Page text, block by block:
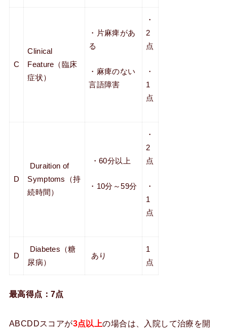
C
Clinical
Feature（臨床
症状）
・片麻痺があ
る
・麻痺のない
言語障害
・
2
点
・
1
点
D
Duraition of
Symptoms（持
続時間）
・60分以上
・10分～59分
・
2
点
・
1
点
D
Diabetes（糖
尿病）
あり
1
点
最高得点：7点
ABCDDスコアが3点以上の場合は、入院して治療を開